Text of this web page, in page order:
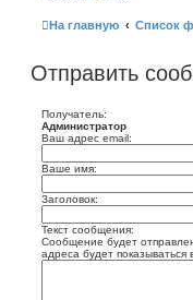
На главную Список
Отправить
Получатель:
Администратор
Ваш адрес email:
Ваше имя:
Заголовок:
Текст сообщения:
Сообщение будет
адреса будет показываться